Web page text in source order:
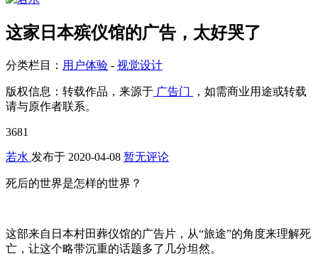
这家日本殡仪馆的广告，太好哭了
分类栏目： 用户体验 - 视觉设计
版权信息： 转载作品，来源于 广告门
，如需商业用途或转载
请与原作者联系。
3681
若水 发布于 2020-04-08 暂无评论
死后的世界是怎样的世界？
这部来自日本村田葬仪馆的广告片，从“旅途”的角度来理解死
亡，让这个略带沉重的话题多了几分坦然。